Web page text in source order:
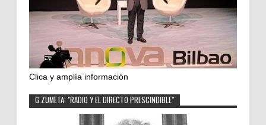
Clica y amplía información
G.ZUMETA: "RADIO Y EL DIRECTO PRESCINDIBLE"